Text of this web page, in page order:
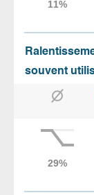
souvent